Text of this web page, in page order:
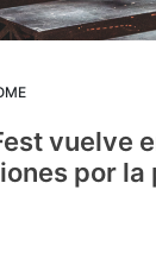
vuelve
por la